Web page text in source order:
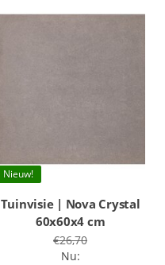
Nieuw!
Tuinvisie | Nova Crystal
60x60x4 cm
€26,70
Nu: